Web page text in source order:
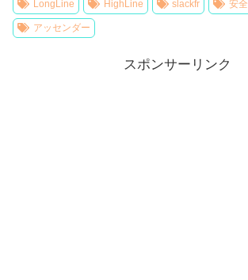
LongLine HighLine slackfr 安全
アッセンダー
スポンサーリンク